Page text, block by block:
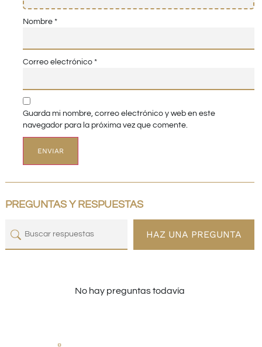
Nombre *
Correo electrónico *
Guarda mi nombre, correo electrónico y web en este
navegador para la próxima vez que comente.
PREGUNTAS Y RESPUESTAS
HAZ UNA PREGUNTA
No hay preguntas todavía